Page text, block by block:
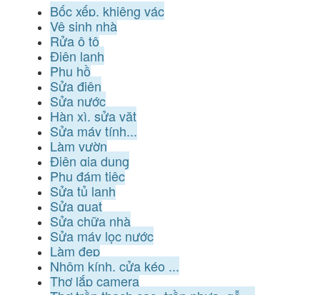
Bốc xếp, khiêng vác
Vệ sinh nhà
Rửa ô tô
Điện lạnh
Phụ hồ
Sửa điện
Sửa nước
Hàn xì, sửa vặt
Sửa máy tính...
Làm vườn
Điện gia dụng
Phụ đám tiệc
Sửa tủ lạnh
Sửa quạt
Sửa chữa nhà
Sửa máy lọc nước
Làm đẹp
Nhôm kính, cửa kéo ...
Thợ lắp camera